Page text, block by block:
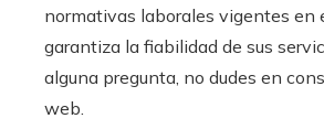
normativas laborales vigentes en
garantiza la fiabilidad de sus
alguna pregunta, no dudes en
web.